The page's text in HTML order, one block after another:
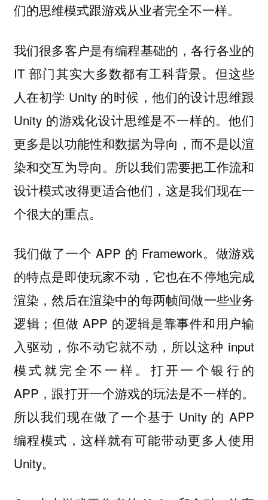
们的思维模式跟游戏从业者完全不一样。
我们很多客户是有编程基础的，各行各业的
IT 部门其实大多数都有工科背景。但这些
人在初学 Unity 的时候，他们的设计思维跟
Unity 的游戏化设计思维是不一样的。他们
更多是以功能性和数据为导向，而不是以渲
染和交互为导向。所以我们需要把工作流和
设计模式改得更适合他们，这是我们现在一
个很大的重点。
我们做了一个 APP 的 Framework。做游戏
的特点是即使玩家不动，它也在不停地完成
渲染，然后在渲染中的每两帧间做一些业务
逻辑；但做 APP 的逻辑是靠事件和用户输
入驱动，你不动它就不动，所以这种 input
模式就完全不一样。打开一个银行的
APP，跟打开一个游戏的玩法是不一样的。
所以我们现在做了一个基于 Unity 的 APP
编程模式，这样就有可能带动更多人使用
Unity。